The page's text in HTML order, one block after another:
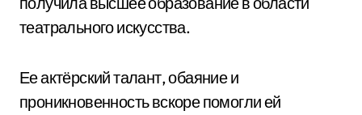
театрального искусства.
Ее актёрский талант, обаяние и
проникновенность вскоре помогли ей